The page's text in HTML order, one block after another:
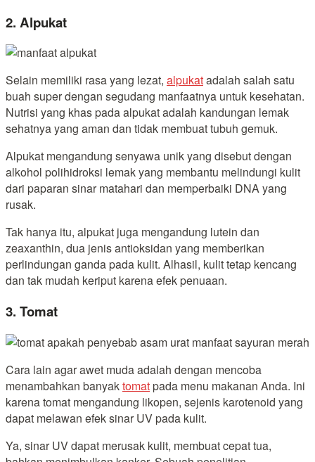
2. Alpukat
Selain memiliki rasa yang lezat, alpukatadalah salah satu
buah super dengan segudang manfaatnya untuk kesehatan.
Nutrisi yang khas pada alpukat adalah kandungan lemak
sehatnya yang aman dan tidak membuat tubuh gemuk.
Alpukat mengandung senyawa unik yang disebut dengan
alkohol polihidroksi lemak yang membantu melindungi kulit
dari paparan sinar matahari dan memperbaiki DNA yang
rusak.
Tak hanya itu, alpukat juga mengandung lutein dan
zeaxanthin, dua jenis antioksidan yang memberikan
perlindungan ganda pada kulit. Alhasil, kulit tetap kencang
dan tak mudah keriput karena efek penuaan.
3. Tomat
Cara lain agar awet muda adalah dengan mencoba
menambahkan banyaktomatpada menu makanan Anda. Ini
karena tomat mengandung likopen, sejenis karotenoid yang
dapat melawan efek sinar UV pada kulit.
Ya, sinar UV dapat merusak kulit, membuat cepat tua,